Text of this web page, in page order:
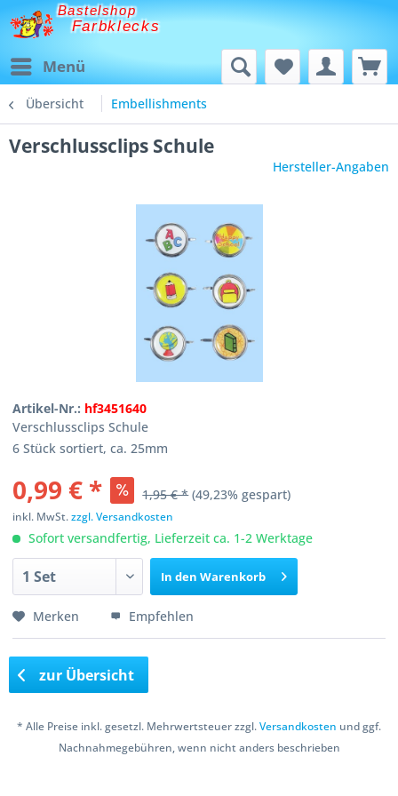
Bastelshop
Farbklecks
Menü
Übersicht Embellishments
Verschlussclips Schule
Hersteller-Angaben
Artikel-Nr.: hf3451640
Verschlussclips Schule
6 Stück sortiert, ca. 25mm
0,99 € * 1,95 € * (49,23% gespart)
inkl. MwSt.zzgl. Versandkosten
Sofort versandfertig, Lieferzeit ca. 1-2 Werktage
In den Warenkorb
Merken Empfehlen
zur Übersicht
* Alle Preise inkl. gesetzl. Mehrwertsteuer zzgl.Versandkosten und ggf.
Nachnahmegebühren, wenn nicht anders beschrieben